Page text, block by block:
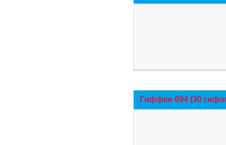
Гиффки 694 (30